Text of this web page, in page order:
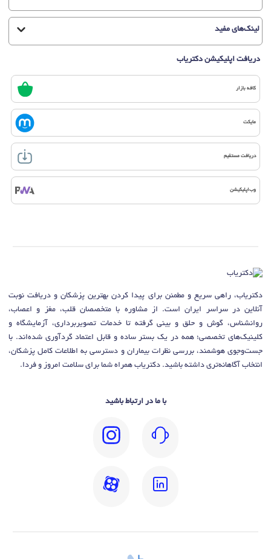
لینک‌های مفید
دریافت اپلیکیشن دکتریاب
کافه بازار
مایکت
دریافت مستقیم
وب‌اپلیکیشن
دکتریاب، راهی سریع و مطمئن برای پیدا کردن بهترین پزشکان و دریافت نوبت
آنلاین در سراسر ایران است. از مشاوره با متخصصان قلب، مغز و اعصاب،
روانشناس، گوش و حلق و بینی گرفته تا خدمات تصویربرداری، آزمایشگاه و
کلینیک‌های تخصصی؛ همه در یک بستر ساده و قابل اعتماد گردآوری شده‌اند. با
جست‌وجوی هوشمند، بررسی نظرات بیماران و دسترسی به اطلاعات کامل پزشکان،
انتخاب آگاهانه‌تری داشته باشید. دکتریاب همراه شما برای سلامت امروز و فردا.
با ما در ارتباط باشید